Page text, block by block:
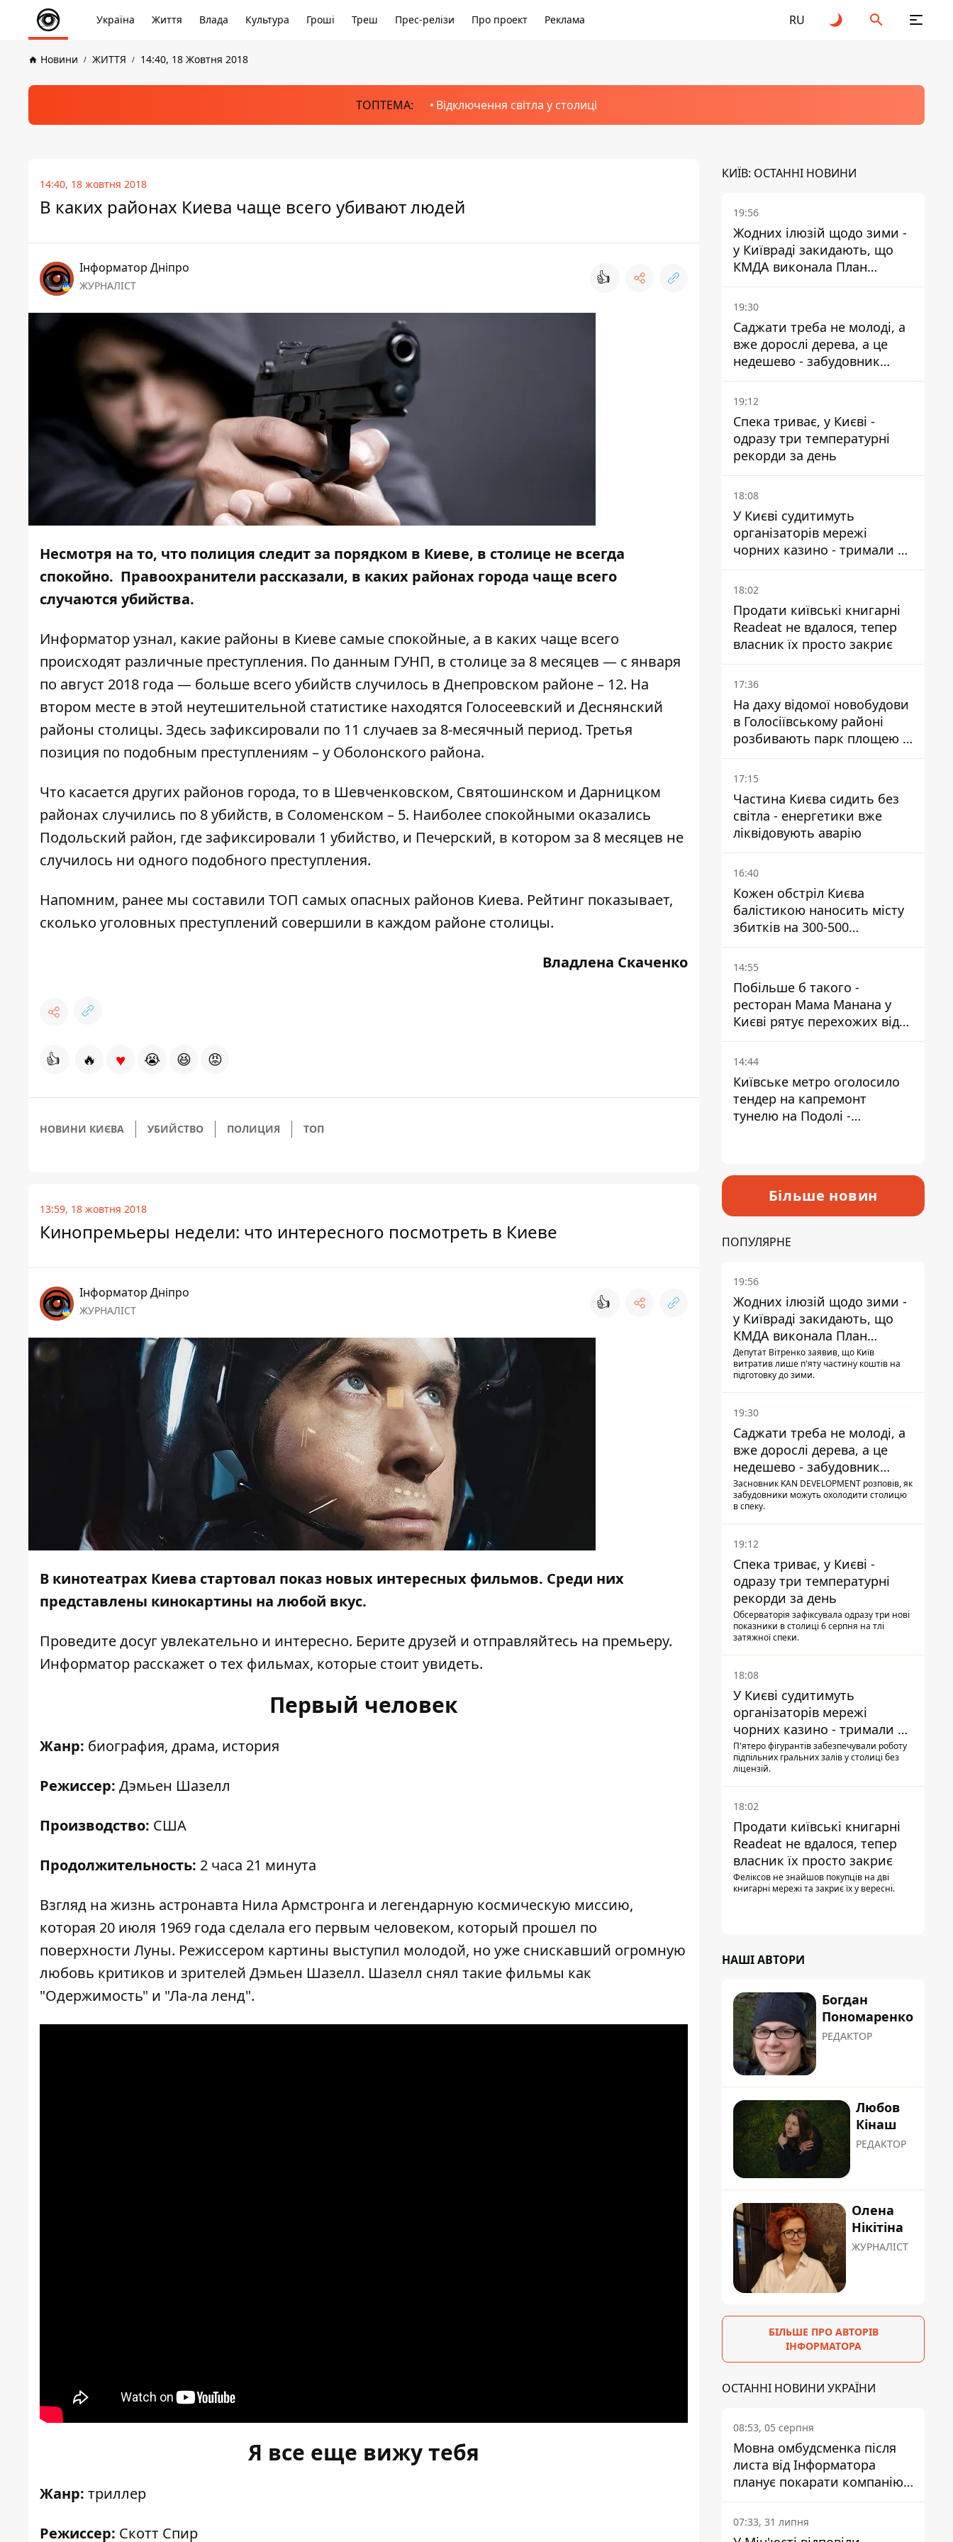
Україна Життя Влада Культура Гроші Треш Прес-релізи Про проект Реклама RU
Новини ЖИТТЯ 14:40, 18 Жовтня 2018
ТОПТЕМА: Відключення світла у столиці
14:40, 18 жовтня 2018
В каких районах Киева чаще всего убивают людей
Інформатор Дніпро
ЖУРНАЛІСТ 👍
Несмотря на то, что полиция следит за порядком в Киеве, в столице не всегда
спокойно. Правоохранители рассказали, в каких районах города чаще всего
случаются убийства.
Информаторузнал, какие районы в Киеве самые спокойные, а в каких чаще всего
происходят различные преступления. По данным ГУНП, в столице за 8 месяцев — с января
по август 2018 года — больше всего убийств случилось в Днепровском районе – 12. На
втором месте в этой неутешительной статистике находятся Голосеевский и Деснянский
районы столицы. Здесь зафиксировали по 11 случаев за 8-месячный период. Третья
позиция по подобным преступлениям – у Оболонского района.
Что касается других районов города, то в Шевченковском, Святошинском и Дарницком
районах случились по 8 убийств, в Соломенском – 5. Наиболее спокойными оказались
Подольский район, где зафиксировали 1 убийство, и Печерский, в котором за 8 месяцев не
случилось ни одного подобного преступления.
Напомним, ранее мы составили ТОП самых опасных районов Киева. Рейтинг показывает,
сколько уголовных преступлений совершили в каждом районе столицы.
Владлена Скаченко
👍 🔥 ♥ 😭 😆 😡
НОВИНИ КИЄВА УБИЙСТВО ПОЛИЦИЯ ТОП
13:59, 18 жовтня 2018
Кинопремьеры недели: что интересного посмотреть в Киеве
Інформатор Дніпро
ЖУРНАЛІСТ 👍
В кинотеатрах Киева стартовал показ новых интересных фильмов. Среди них
представлены кинокартины на любой вкус.
Проведите досуг увлекательно и интересно. Берите друзей и отправляйтесь на премьеру.
Информатор расскажет о тех фильмах, которые стоит увидеть.
Первый человек
Жанр: биография, драма, история
Режиссер: Дэмьен Шазелл
Производство: США
Продолжительность: 2 часа 21 минута
Взгляд на жизнь астронавта Нила Армстронга и легендарную космическую миссию,
которая 20 июля 1969 года сделала его первым человеком, который прошел по
поверхности Луны. Режиссером картины выступил молодой, но уже снискавший огромную
любовь критиков и зрителей Дэмьен Шазелл. Шазелл снял такие фильмы как
"Одержимость" и "Ла-ла ленд".
Я все еще вижу тебя
Жанр: триллер
Режиссер: Скотт Спир
КИЇВ: ОСТАННІ НОВИНИ
19:56
Жодних ілюзій щодо зими -
у Київраді закидають, що
КМДА виконала План
стійкості на 20%
19:30
Саджати треба не молоді, а
вже дорослі дерева, а це
недешево - забудовник
Ніконов
19:12
Спека триває, у Києві -
одразу три температурні
рекорди за день
18:08
У Києві судитимуть
організаторів мережі
чорних казино - тримали 39
закладів
18:02
Продати київські книгарні
Readeat не вдалося, тепер
власник їх просто закриє
17:36
На даху відомої новобудови
в Голосіївському районі
розбивають парк площею в
гектар
17:15
Частина Києва сидить без
світла - енергетики вже
ліквідовують аварію
16:40
Кожен обстріл Києва
балістикою наносить місту
збитків на 300-500
мільйонів - Петро
Пантелеєв
14:55
Побільше б такого -
ресторан Мама Манана у
Києві рятує перехожих від
спеки
14:44
Київське метро оголосило
тендер на капремонт
тунелю на Подолі -
Більше новин
ПОПУЛЯРНЕ
19:56
Жодних ілюзій щодо зими -
у Київраді закидають, що
КМДА виконала План
стійкості на 20%
Депутат Вітренко заявив, що Київ
витратив лише п'яту частину коштів на
підготовку до зими.
19:30
Саджати треба не молоді, а
вже дорослі дерева, а це
недешево - забудовник
Ніконов
Засновник KAN DEVELOPMENT розповів, як
забудовники можуть охолодити столицю
в спеку.
19:12
Спека триває, у Києві -
одразу три температурні
рекорди за день
Обсерваторія зафіксувала одразу три нові
показники в столиці 6 серпня на тлі
затяжної спеки.
18:08
У Києві судитимуть
організаторів мережі
чорних казино - тримали 39
закладів
П'ятеро фігурантів забезпечували роботу
підпільних гральних залів у столиці без
ліцензій.
18:02
Продати київські книгарні
Readeat не вдалося, тепер
власник їх просто закриє
Феліксов не знайшов покупців на дві
книгарні мережі та закриє їх у вересні.
НАШІ АВТОРИ
Богдан
Пономаренко
РЕДАКТОР
Любов
Кінаш
РЕДАКТОР
Олена
Нікітіна
ЖУРНАЛІСТ
БІЛЬШЕ ПРО АВТОРІВ
ІНФОРМАТОРА
ОСТАННІ НОВИНИ УКРАЇНИ
08:53, 05 серпня
Мовна омбудсменка після
листа від Інформатора
планує покарати компанію-
підрядника ПриватБанку
07:33, 31 липня